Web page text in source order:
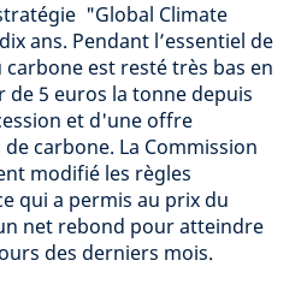
"Global Climate
ans. Pendant l’essentiel de
est resté très bas en
5 euros la tonne depuis
et d'une offre
carbone. La Commission
modifié les règles
qui a permis au prix du
net rebond pour atteindre
des derniers mois.